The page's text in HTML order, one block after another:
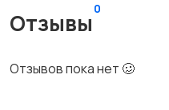
Отзывы
0
Отзывов пока нет 🥴